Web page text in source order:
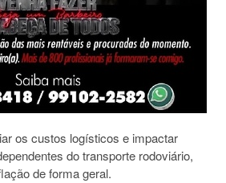
os custos logísticos e impactar
do transporte rodoviário,
de forma geral.